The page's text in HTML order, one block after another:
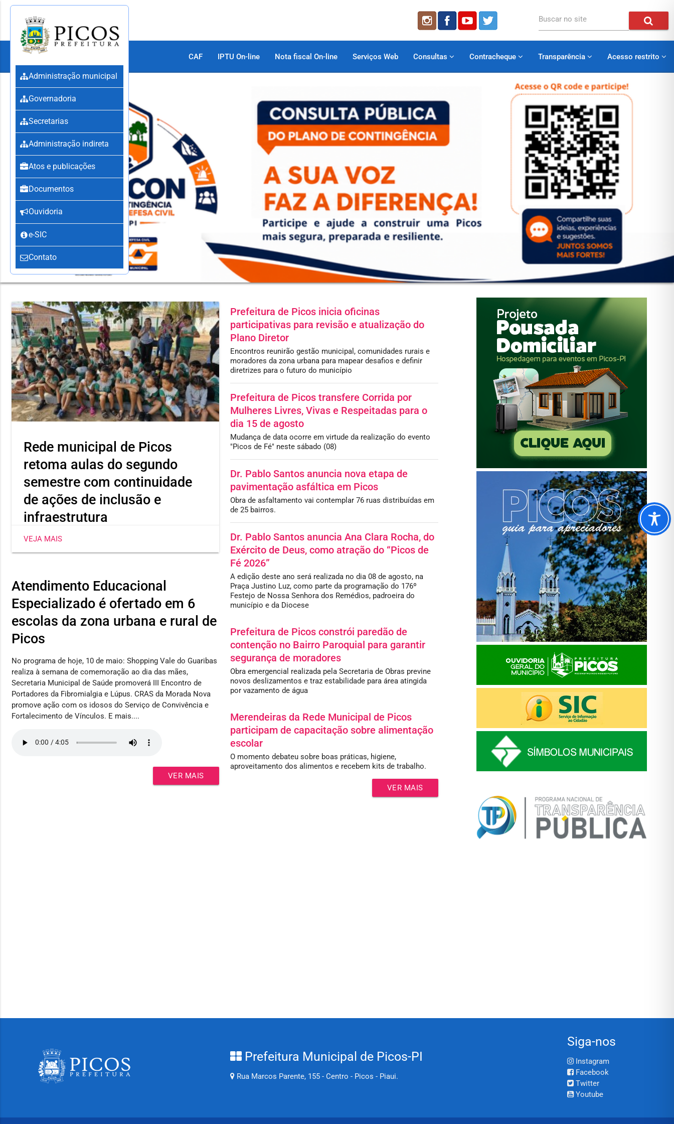
Administração municipal
Governadoria
Secretarias
Administração indireta
Atos e publicações
Documentos
Ouvidoria
e-SIC
Contato
Buscar no site
CAF IPTU On-line Nota fiscal On-line Serviços Web Consultas Contracheque Transparência Acesso restrito
Rede municipal de Picos
retoma aulas do segundo
semestre com continuidade
de ações de inclusão e
infraestrutura
As aulas da rede municipal de Picos retornaram nesta
VEJA MAIS
Atendimento Educacional
Especializado é ofertado em 6
escolas da zona urbana e rural de
Picos
No programa de hoje, 10 de maio: Shopping Vale do Guaribas
realiza à semana de comemoração ao dia das mães,
Secretaria Municipal de Saúde promoverá III Encontro de
Portadores da Fibromialgia e Lúpus. CRAS da Morada Nova
promove ação com os idosos do Serviço de Convivência e
Fortalecimento de Vínculos. E mais....
VER MAIS
Prefeitura de Picos inicia oficinas
participativas para revisão e atualização do
Plano Diretor
Encontros reunirão gestão municipal, comunidades rurais e
moradores da zona urbana para mapear desafios e definir
diretrizes para o futuro do município
Prefeitura de Picos transfere Corrida por
Mulheres Livres, Vivas e Respeitadas para o
dia 15 de agosto
Mudança de data ocorre em virtude da realização do evento
"Picos de Fé" neste sábado (08)
Dr. Pablo Santos anuncia nova etapa de
pavimentação asfáltica em Picos
Obra de asfaltamento vai contemplar 76 ruas distribuídas em
de 25 bairros.
Dr. Pablo Santos anuncia Ana Clara Rocha, do
Exército de Deus, como atração do “Picos de
Fé 2026”
A edição deste ano será realizada no dia 08 de agosto, na
Praça Justino Luz, como parte da programação do 176º
Festejo de Nossa Senhora dos Remédios, padroeira do
município e da Diocese
Prefeitura de Picos constrói paredão de
contenção no Bairro Paroquial para garantir
segurança de moradores
Obra emergencial realizada pela Secretaria de Obras previne
novos deslizamentos e traz estabilidade para área atingida
por vazamento de água
Merendeiras da Rede Municipal de Picos
participam de capacitação sobre alimentação
escolar
O momento debateu sobre boas práticas, higiene,
aproveitamento dos alimentos e recebem kits de trabalho.
VER MAIS
Prefeitura Municipal de Picos-PI
Rua Marcos Parente, 155 - Centro - Picos - Piaui.
Siga-nos
Instagram
Facebook
Twitter
Youtube